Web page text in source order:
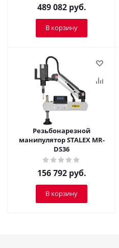
489 082руб.
В корзину
Резьбонарезной
манипулятор STALEX MR-
DS36
156 792руб.
В корзину